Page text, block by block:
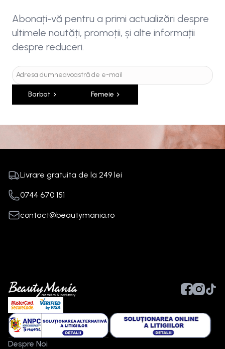
Abonați-vă pentru a primi actualizări despre
ultimele noutăți, promoții, și alte informații
despre reduceri.
Barbat Femeie
Livrare gratuita de la 249 lei
0744 670 151
contact@beautymania.ro
Despre Noi